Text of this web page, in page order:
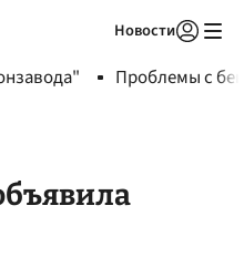
Новости
Проблемы с